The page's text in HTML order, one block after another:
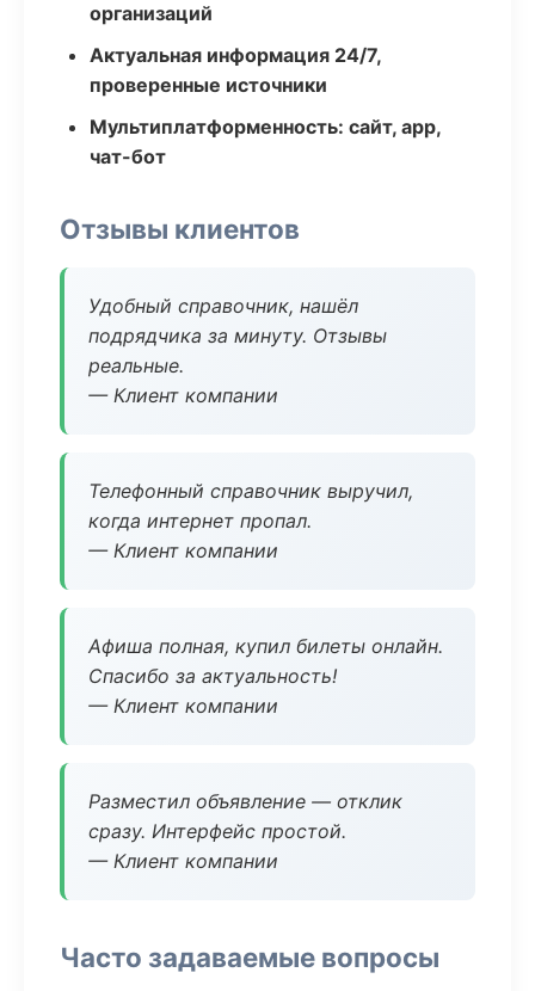
организаций
Актуальная информация 24/7,
проверенные источники
Мультиплатформенность: сайт, app,
чат-бот
Отзывы клиентов
Удобный справочник, нашёл
подрядчика за минуту. Отзывы
реальные.
— Клиент компании
Телефонный справочник выручил,
когда интернет пропал.
— Клиент компании
Афиша полная, купил билеты онлайн.
Спасибо за актуальность!
— Клиент компании
Разместил объявление — отклик
сразу. Интерфейс простой.
— Клиент компании
Часто задаваемые вопросы